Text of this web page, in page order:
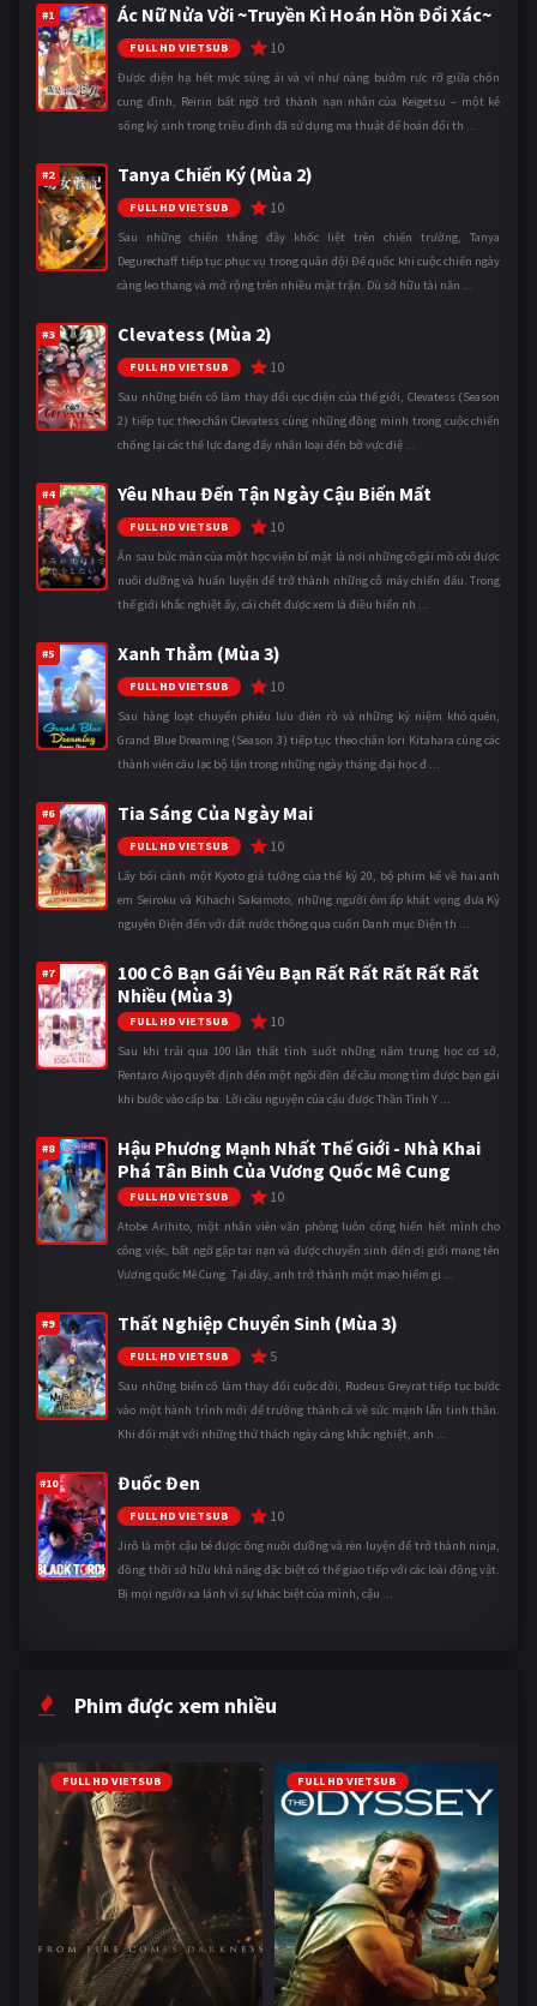
#1 Ác Nữ Nửa Vời ~Truyền Kì Hoán Hồn Đổi Xác~
FULL HD VIETSUB 10
Được điện hạ hết mực sủng ái và ví như nàng bướm rực rỡ giữa chốn
cung đình, Reirin bất ngờ trở thành nạn nhân của Keigetsu – một kẻ
sống ký sinh trong triều đình đã sử dụng ma thuật để hoán đổi th ...
#2 Tanya Chiến Ký (Mùa 2)
FULL HD VIETSUB 10
Sau những chiến thắng đầy khốc liệt trên chiến trường, Tanya
Degurechaff tiếp tục phục vụ trong quân đội Đế quốc khi cuộc chiến ngày
càng leo thang và mở rộng trên nhiều mặt trận. Dù sở hữu tài năn ...
#3 Clevatess (Mùa 2)
FULL HD VIETSUB 10
Sau những biến cố làm thay đổi cục diện của thế giới, Clevatess (Season
2) tiếp tục theo chân Clevatess cùng những đồng minh trong cuộc chiến
chống lại các thế lực đang đẩy nhân loại đến bờ vực diệ ...
#4 Yêu Nhau Đến Tận Ngày Cậu Biến Mất
FULL HD VIETSUB 10
Ẩn sau bức màn của một học viện bí mật là nơi những cô gái mồ côi được
nuôi dưỡng và huấn luyện để trở thành những cỗ máy chiến đấu. Trong
thế giới khắc nghiệt ấy, cái chết được xem là điều hiển nh ...
#5 Xanh Thẳm (Mùa 3)
FULL HD VIETSUB 10
Sau hàng loạt chuyến phiêu lưu điên rồ và những kỷ niệm khó quên,
Grand Blue Dreaming (Season 3) tiếp tục theo chân Iori Kitahara cùng các
thành viên câu lạc bộ lặn trong những ngày tháng đại học đ ...
#6 Tia Sáng Của Ngày Mai
FULL HD VIETSUB 10
Lấy bối cảnh một Kyoto giả tưởng của thế kỷ 20, bộ phim kể về hai anh
em Seiroku và Kihachi Sakamoto, những người ôm ấp khát vọng đưa Kỷ
nguyên Điện đến với đất nước thông qua cuốn Danh mục Điện th ...
#7
100 Cô Bạn Gái Yêu Bạn Rất Rất Rất Rất Rất
Nhiều (Mùa 3)
FULL HD VIETSUB 10
Sau khi trải qua 100 lần thất tình suốt những năm trung học cơ sở,
Rentaro Aijo quyết định đến một ngôi đền để cầu mong tìm được bạn gái
khi bước vào cấp ba. Lời cầu nguyện của cậu được Thần Tình Y ...
#8
Hậu Phương Mạnh Nhất Thế Giới - Nhà Khai
Phá Tân Binh Của Vương Quốc Mê Cung
FULL HD VIETSUB 10
Atobe Arihito, một nhân viên văn phòng luôn cống hiến hết mình cho
công việc, bất ngờ gặp tai nạn và được chuyển sinh đến dị giới mang tên
Vương quốc Mê Cung. Tại đây, anh trở thành một mạo hiểm gi ...
#9 Thất Nghiệp Chuyển Sinh (Mùa 3)
FULL HD VIETSUB 5
Sau những biến cố làm thay đổi cuộc đời, Rudeus Greyrat tiếp tục bước
vào một hành trình mới để trưởng thành cả về sức mạnh lẫn tinh thần.
Khi đối mặt với những thử thách ngày càng khắc nghiệt, anh ...
#10 Đuốc Đen
FULL HD VIETSUB 10
Jirô là một cậu bé được ông nuôi dưỡng và rèn luyện để trở thành ninja,
đồng thời sở hữu khả năng đặc biệt có thể giao tiếp với các loài động vật.
Bị mọi người xa lánh vì sự khác biệt của mình, cậu ...
Phim được xem nhiều
FULL HD VIETSUB FULL HD VIETSUB